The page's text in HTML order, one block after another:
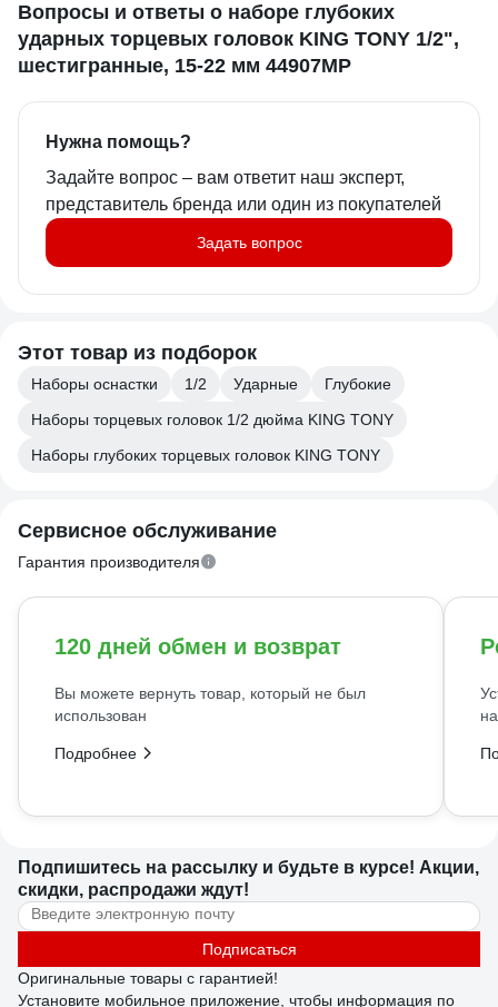
Вопросы и ответы о наборе глубоких
ударных торцевых головок KING TONY 1/2",
шестигранные, 15-22 мм 44907MP
Нужна помощь?
Задайте вопрос – вам ответит наш эксперт,
представитель бренда или один из покупателей
Задать вопрос
Этот товар из подборок
Наборы оснастки 1/2 Ударные
Глубокие
Наборы торцевых головок 1/2 дюйма KING TONY
Наборы глубоких торцевых головок KING TONY
Сервисное обслуживание
Гарантия производителя
120 дней обмен и возврат
Вы можете вернуть товар, который не был
использован
Подробнее
Подпишитесь на рассылку и будьте в курсе! Акции,
скидки, распродажи ждут!
Подписаться
Оригинальные товары с гарантией!
Установите мобильное приложение, чтобы информация по